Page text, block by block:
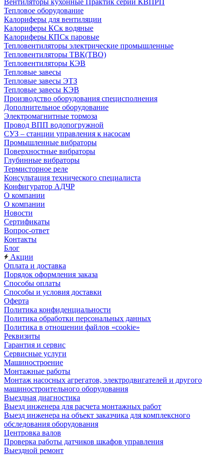
Вентиляторы кухонные Практик серии КВПРП
Тепловое оборудование
Калориферы для вентиляции
Калориферы КСк водяные
Калориферы КПСк паровые
Тепловентиляторы электрические промышленные
Тепловентиляторы ТВК(ТВО)
Тепловентиляторы КЭВ
Тепловые завесы
Тепловые завесы ЭТЗ
Тепловые завесы КЭВ
Производство оборудования специсполнения
Дополнительное оборудование
Электромагнитные тормоза
Провод ВПП водопогружной
СУЗ – станции управления к насосам
Промышленные вибраторы
Поверхностные вибраторы
Глубинные вибраторы
Термисторное реле
Консультация технического специалиста
Конфигуратор АДЧР
О компании
О компании
Новости
Сертификаты
Вопрос-ответ
Контакты
Блог
Акции
Оплата и доставка
Порядок оформления заказа
Способы оплаты
Способы и условия доставки
Оферта
Политика конфиденциальности
Политика обработки персональных данных
Политика в отношении файлов «cookie»
Реквизиты
Гарантия и сервис
Сервисные услуги
Машиностроение
Монтажные работы
Монтаж насосных агрегатов, электродвигателей и другого
машиностроительного оборудования
Выездная диагностика
Выезд инженера для расчета монтажных работ
Выезд инженера на объект заказчика для комплексного
обследования оборудования
Центровка валов
Проверка работы датчиков шкафов управления
Выездной ремонт